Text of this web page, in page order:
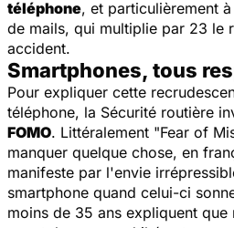
téléphone, et particulièrement
de mails, qui multiplie par 23 le
accident.
Smartphones, tous
Pour expliquer cette
téléphone, la Sécurité routière
FOMO. Littéralement "Fear of
manquer quelque chose, en
manifeste par l'envie
smartphone quand celui-ci
moins de 35 ans expliquent que